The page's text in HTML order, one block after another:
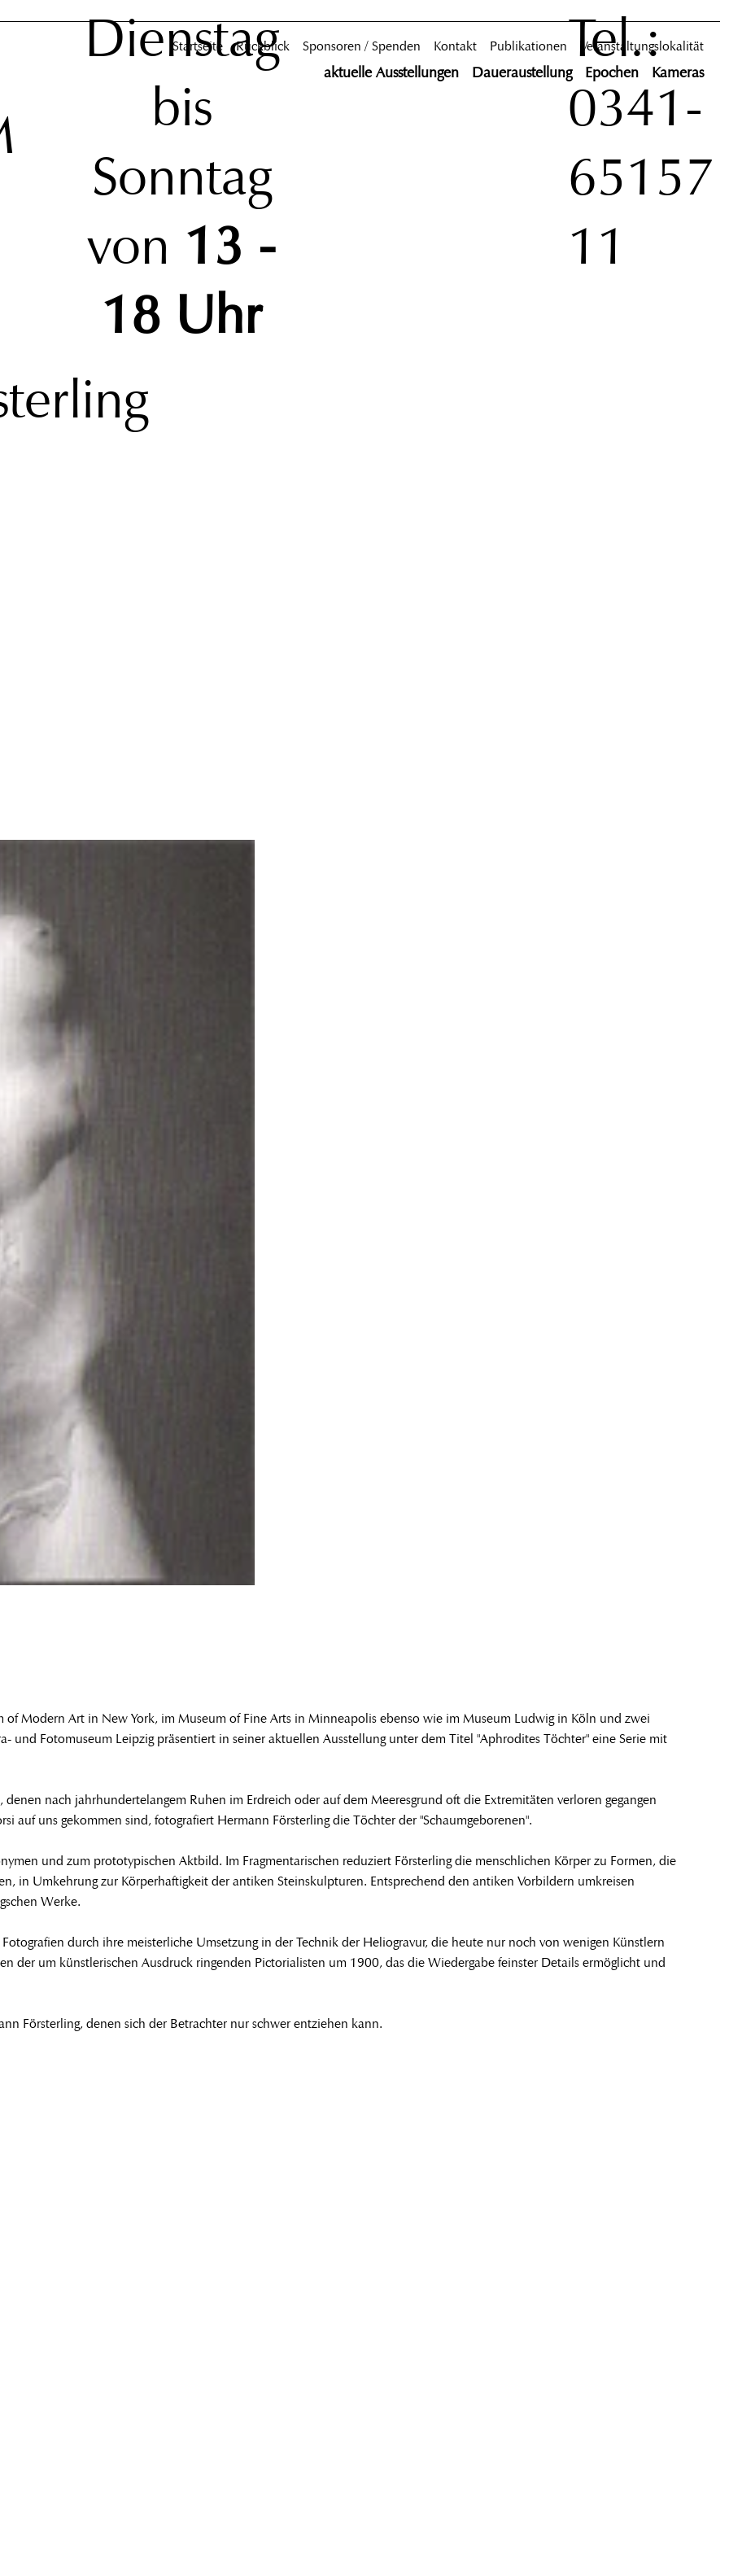
Dienstag
bis
Sonntag
von 13 -
18 Uhr
Startseite Rückblick Sponsoren / Spenden Kontakt Publikationen Veranstaltungslokalität
aktuelle Ausstellungen Daueraustellung Epochen Kameras
Tel.:
0341-
65157
11
Modern Art in New York, im Museum of Fine Arts in Minneapolis ebenso wie im Museum Ludwig in Köln und zwei
und Fotomuseum Leipzig präsentiert in seiner aktuellen Ausstellung unter dem Titel "Aphrodites Töchter" eine Serie mit
nach jahrhundertelangem Ruhen im Erdreich oder auf dem Meeresgrund oft die Extremitäten verloren gegangen
auf uns gekommen sind, fotografiert Hermann Försterling die Töchter der "Schaumgeborenen".
und zum prototypischen Aktbild. Im Fragmentarischen reduziert Försterling die menschlichen Körper zu Formen, die
in Umkehrung zur Körperhaftigkeit der antiken Steinskulpturen. Entsprechend den antiken Vorbildern umkreisen
Werke.
durch ihre meisterliche Umsetzung in der Technik der Heliogravur, die heute nur noch von wenigen Künstlern
der um künstlerischen Ausdruck ringenden Pictorialisten um 1900, das die Wiedergabe feinster Details ermöglicht und
Försterling, denen sich der Betrachter nur schwer entziehen kann.